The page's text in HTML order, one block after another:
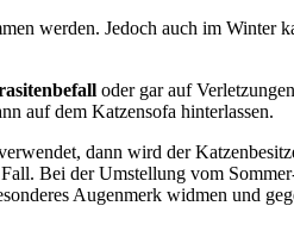
werden. Jedoch auch im
oder gar auf
auf dem Katzensofa hinterlassen.
dann wird der
Bei der Umstellung vom
Augenmerk widmen und